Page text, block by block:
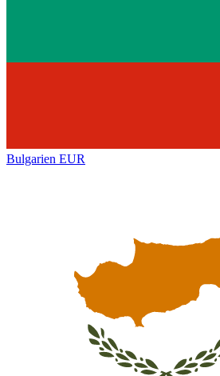
Bulgarien EUR